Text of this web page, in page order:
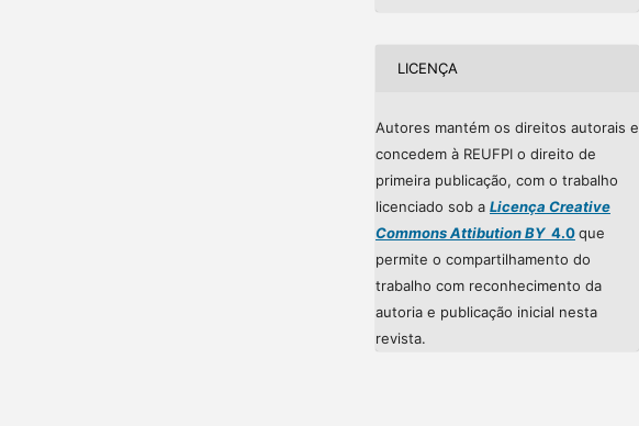
LICENÇA
Autores mantém os direitos autorais e
concedem à REUFPI o direito de
primeira publicação, com o trabalho
licenciado sob a Licença Creative
Commons Attibution BY4.0que
permite o compartilhamento do
trabalho com reconhecimento da
autoria e publicação inicial nesta
revista.